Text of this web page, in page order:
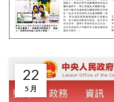
22
5 月